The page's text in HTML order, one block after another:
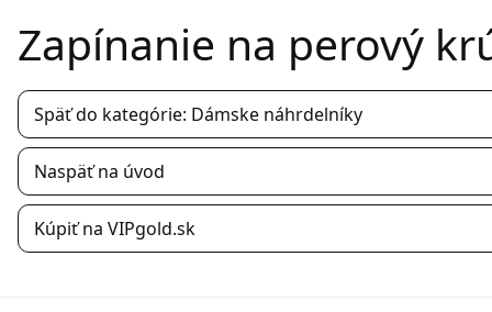
Zapínanie na perový
Späť do kategórie: Dámske náhrdelníky
Naspäť na úvod
Kúpiť na VIPgold.sk